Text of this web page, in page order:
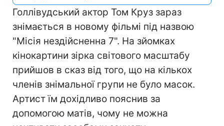
Голлівудський актор Том Круз зараз
знімається в новому фільмі під назвою
"Місія нездійсненна 7". На зйомках
кінокартини зірка світового масштабу
прийшов в сказ від того, що на кількох
членів знімальної групи не було масок.
Артист їм дохідливо пояснив за
допомогою матів, чому не можна